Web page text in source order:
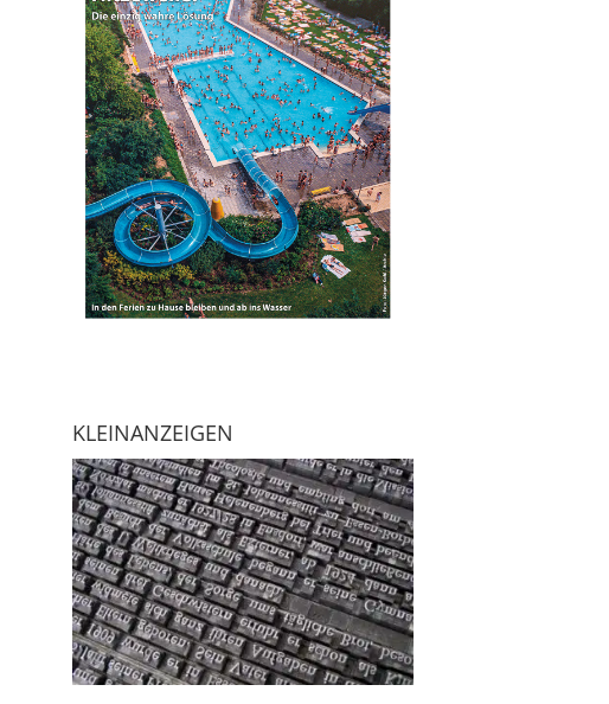
KLEINANZEIGEN